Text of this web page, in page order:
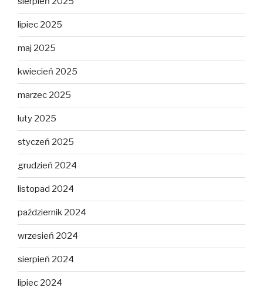
lipiec 2025
maj 2025
kwiecień 2025
marzec 2025
luty 2025
styczeń 2025
grudzień 2024
listopad 2024
październik 2024
wrzesień 2024
sierpień 2024
lipiec 2024